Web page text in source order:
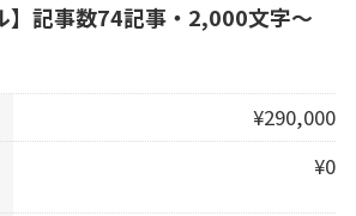
】記事数74記事・2,000文字〜
¥290,000
¥0